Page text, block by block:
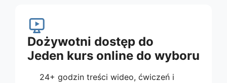
Dożywotni dostęp do
Jeden kurs online do wyboru
24+ godzin treści wideo, ćwiczeń i